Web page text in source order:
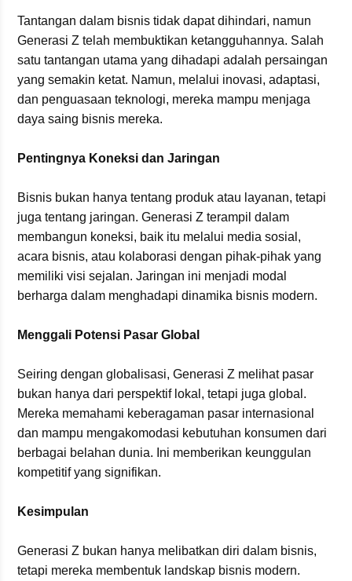
Tantangan dalam bisnis tidak dapat dihindari, namun
Generasi Z telah membuktikan ketangguhannya. Salah
satu tantangan utama yang dihadapi adalah persaingan
yang semakin ketat. Namun, melalui inovasi, adaptasi,
dan penguasaan teknologi, mereka mampu menjaga
daya saing bisnis mereka.
Pentingnya Koneksi dan Jaringan
Bisnis bukan hanya tentang produk atau layanan, tetapi
juga tentang jaringan. Generasi Z terampil dalam
membangun koneksi, baik itu melalui media sosial,
acara bisnis, atau kolaborasi dengan pihak-pihak yang
memiliki visi sejalan. Jaringan ini menjadi modal
berharga dalam menghadapi dinamika bisnis modern.
Menggali Potensi Pasar Global
Seiring dengan globalisasi, Generasi Z melihat pasar
bukan hanya dari perspektif lokal, tetapi juga global.
Mereka memahami keberagaman pasar internasional
dan mampu mengakomodasi kebutuhan konsumen dari
berbagai belahan dunia. Ini memberikan keunggulan
kompetitif yang signifikan.
Kesimpulan
Generasi Z bukan hanya melibatkan diri dalam bisnis,
tetapi mereka membentuk landskap bisnis modern.